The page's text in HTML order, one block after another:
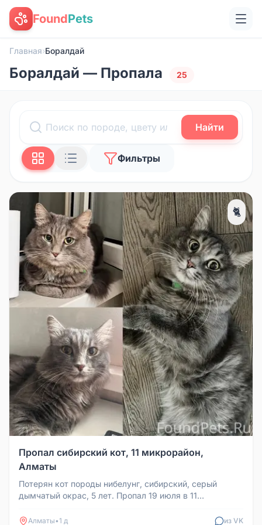
FoundPets
Главная›Боралдай
Боралдай — Пропала 25
Найти
Фильтры
🐈
Пропал сибирский кот, 11 микрорайон,
Алматы
Потерян кот породы нибелунг, сибирский, серый
дымчатый окрас, 5 лет. Пропал 19 июля в 11
Алматы•1 д из VK